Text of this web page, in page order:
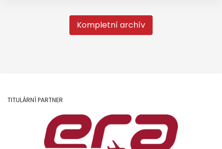
Kompletní archív
TITULÁRNÍ PARTNER